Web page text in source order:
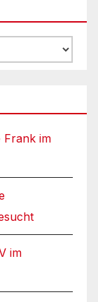
Frank im
im